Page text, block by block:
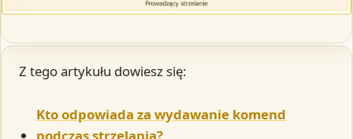
Z tego artykułu dowiesz się:
Kto odpowiada za wydawanie komend
podczas strzelania?